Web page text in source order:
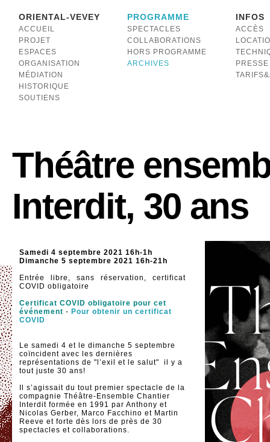
ORIENTAL-VEVEY
ACCUEIL
PROJET
ESPACES
ORGANISATION
MÉDIATION
HISTORIQUE
SOUTIENS
PROGRAMME
SPECTACLES
COLLABORATIONS
HORS PROGRAMME
ARCHIVES
INFOS
ACCÈS
PRESSE
Théâtre
Interdit, 30 ans
Samedi 4 septembre 2021 16h-1h
Dimanche 5 septembre 2021 16h-21h
Entrée libre, sans réservation, certificat
COVID obligatoire
Certificat COVID obligatoire pour cet
événement - Pour obtenir un certificat
COVID
Le samedi 4 et le dimanche 5 septembre
coïncident avec les dernières
représentations de "l’exil et le salut" il y a
tout juste 30 ans!
Il s’agissait du tout premier spectacle de la
compagnie Théâtre-Ensemble Chantier
Interdit formée en 1991 par Anthony et
Nicolas Gerber, Marco Facchino et Martin
Reeve et forte dès lors de près de 30
spectacles et collaborations.